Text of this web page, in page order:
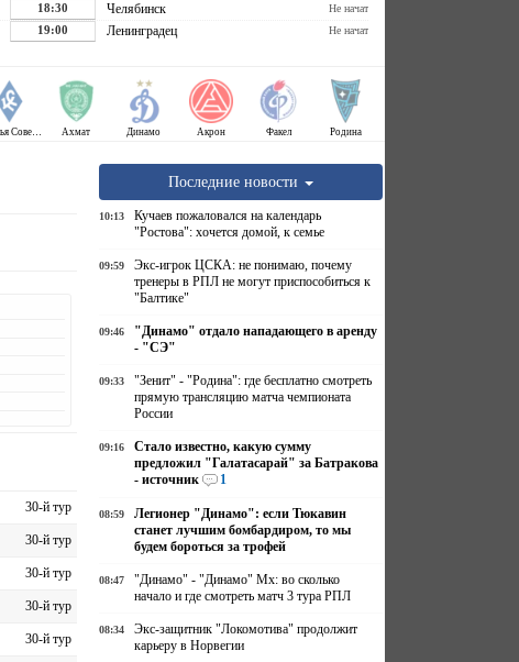
18:30 Челябинск Не начат
19:00 Ленинградец Не начат
Крылья Советов Ахмат Динамо Акрон Факел Родина
30-й тур
30-й тур
30-й тур
30-й тур
30-й тур
Последние новости
10:13
Кучаев пожаловался на календарь
"Ростова": хочется домой, к семье
09:59
Экс-игрок ЦСКА: не понимаю, почему
тренеры в РПЛ не могут приспособиться к
"Балтике"
09:46
"Динамо" отдало нападающего в аренду
- "СЭ"
09:33
"Зенит" - "Родина": где бесплатно смотреть
прямую трансляцию матча чемпионата
России
09:16
Стало известно, какую сумму
предложил "Галатасарай" за Батракова
- источник
1
08:59
Легионер "Динамо": если Тюкавин
станет лучшим бомбардиром, то мы
будем бороться за трофей
08:47
"Динамо" - "Динамо" Мх: во сколько
начало и где смотреть матч 3 тура РПЛ
08:34
Экс-защитник "Локомотива" продолжит
карьеру в Норвегии